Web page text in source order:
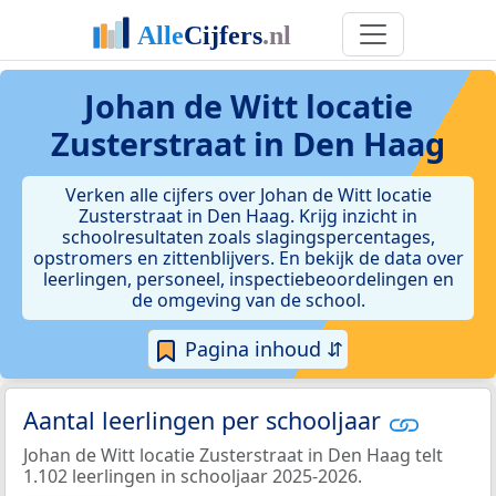
Johan de Witt locatie
Zusterstraat in Den Haag
Verken alle cijfers over Johan de Witt locatie
Zusterstraat in Den Haag. Krijg inzicht in
schoolresultaten zoals slagingspercentages,
opstromers en zittenblijvers. En bekijk de data over
leerlingen, personeel, inspectiebeoordelingen en
de omgeving van de school.
Pagina inhoud ⇵
Aantal leerlingen per schooljaar
Johan de Witt locatie Zusterstraat in Den Haag telt
1.102 leerlingen in schooljaar 2025-2026.